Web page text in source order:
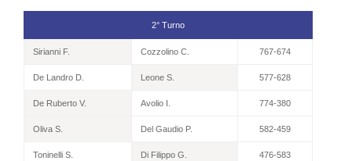
2° Turno
Sirianni F. Cozzolino C. 767-674
De Landro D. Leone S. 577-628
De Ruberto V. Avolio I. 774-380
Oliva S. Del Gaudio P. 582-459
Toninelli S. Di Filippo G. 476-583